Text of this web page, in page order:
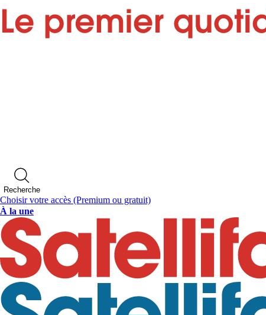
Recherche
Choisir votre accès (Premium ou gratuit)
À la une